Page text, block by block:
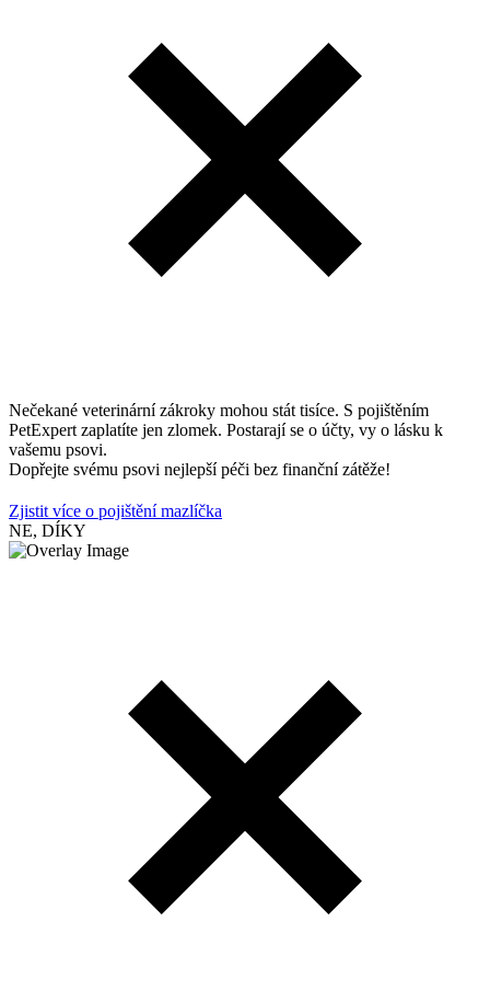
Nečekané veterinární zákroky mohou stát tisíce. S pojištěním
PetExpert zaplatíte jen zlomek. Postarají se o účty, vy o lásku k
vašemu psovi.
Dopřejte svému psovi nejlepší péči bez finanční zátěže!
Zjistit více o pojištění mazlíčka
NE, DÍKY